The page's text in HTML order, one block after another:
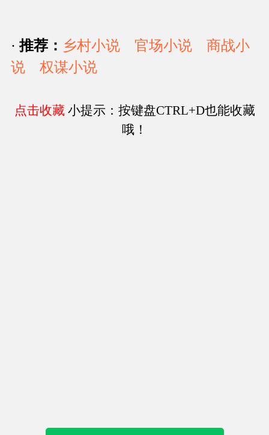
· 推荐： 乡村小说 官场小说
商战小
说
权谋小说
点击收藏 小提示：按键盘CTRL+D也能收藏
哦！